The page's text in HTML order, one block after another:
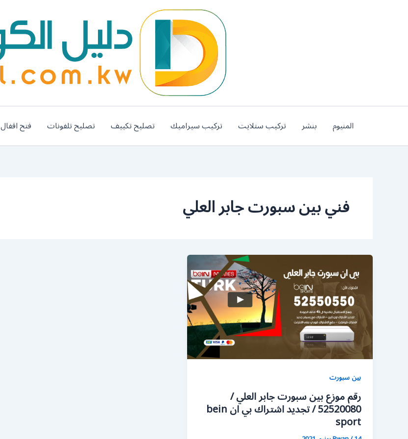
المنيوم بنشر تركيب ستلايت تركيب سيراميك تصليح تكييف تصليح تلفونات فتح اقفال
فني بين سبورت جابر العلي
بين سبورت
رقم موزع بين سبورت جابر العلي /
52520080 / تجديد اشتراك بي ان bein
sport